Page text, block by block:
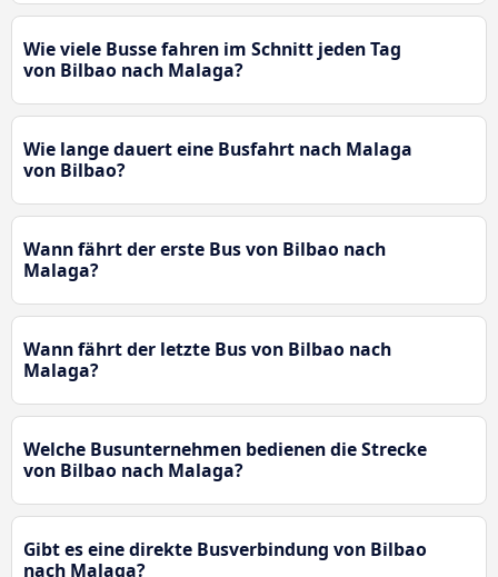
Wie viele Busse fahren im Schnitt jeden Tag
von Bilbao nach Malaga?
Wie lange dauert eine Busfahrt nach Malaga
von Bilbao?
Wann fährt der erste Bus von Bilbao nach
Malaga?
Wann fährt der letzte Bus von Bilbao nach
Malaga?
Welche Busunternehmen bedienen die Strecke
von Bilbao nach Malaga?
Gibt es eine direkte Busverbindung von Bilbao
nach Malaga?